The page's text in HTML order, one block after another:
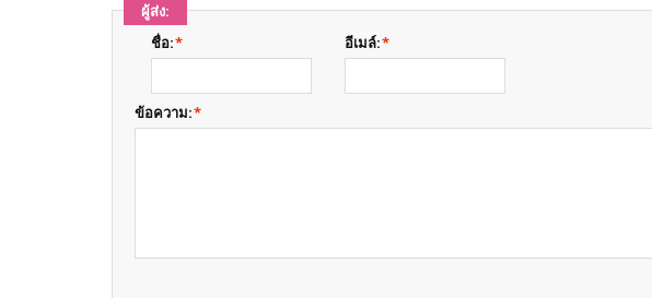
ผู้ส่ง:
*
ชื่อ: *
อีเมล์:
*
ข้อความ: